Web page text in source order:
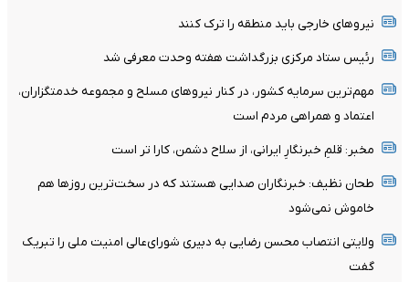
نیرو‌های خارجی باید منطقه را ترک کنند
رئیس ستاد مرکزی بزرگداشت هفته وحدت معرفی شد
مهم‌ترین سرمایه کشور، در کنار نیروهای مسلح و مجموعه خدمتگزاران،
اعتماد و همراهی مردم است
مخبر: قلمِ خبرنگارِ ایرانی، از سلاح دشمن، کارا تر است
طحان نظیف: خبرنگاران صدایی هستند که در سخت‌ترین روزها هم
خاموش نمی‌شود
ولایتی انتصاب محسن رضایی به دبیری شورای‌عالی امنیت ملی را تبریک
گفت